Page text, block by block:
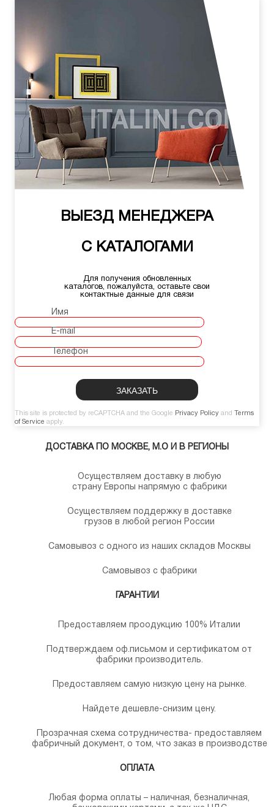
ВЫЕЗД МЕНЕДЖЕРА
С КАТАЛОГАМИ
Для получения обновленных
каталогов, пожалуйста, оставьте свои
контактные данные для связи
Имя
E-mail
Телефон
This site is protected by reCAPTCHA and the Google Privacy Policy and
Terms
of Service apply.
ДОСТАВКА ПО МОСКВЕ, М.О И В РЕГИОНЫ
Осуществляем доставку в любую
страну Европы напрямую с фабрики
Осуществляем поддержку в доставке
грузов в любой регион России
Самовывоз с одного из наших складов Москвы
Самовывоз с фабрики
ГАРАНТИИ
Предоставляем проодукцию 100% Италии
Подтверждаем оф.письмом и сертификатом от
фабрики производитель.
Предоставляем самую низкую цену на рынке.
Найдете дешевле-снизим цену.
Прозрачная схема сотрудничества- предоставляем
фабричный документ, о том, что заказ в производстве
ОПЛАТА
Любая форма оплаты – наличная, безналичная,